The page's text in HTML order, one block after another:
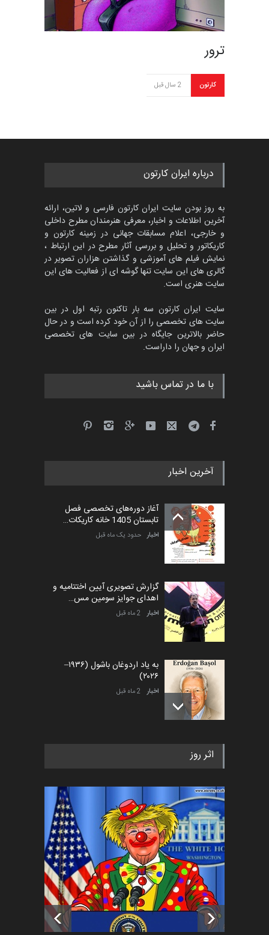
ترور
کارتون 2 سال قبل
درباره ایران کارتون
به روز بودن سایت ایران کارتون فارسی و لاتین، ارائه
آخرین اطلاعات و اخبار، معرفی هنرمندان مطرح داخلی
و خارجی، اعلام مسابقات جهانی در زمینه کارتون و
کاریکاتور و تحلیل و بررسی آثار مطرح در این ارتباط ،
نمایش فیلم های آموزشی و گذاشتن هزاران تصویر در
گالری های این سایت تنها گوشه ای از فعالیت های این
سایت هنری است.
سایت ایران کارتون سه بار تاکنون رتبه اول در بین
سایت های تخصصی را از آن خود کرده است و در حال
حاضر بالاترین جایگاه در بین سایت های تخصصی
ایران و جهان را داراست.
با ما در تماس باشید
آخرین اخبار
آغاز دوره‌های تخصصی فصل
تابستان 1405 خانه کاریکات…
اخبار حدود یک ماه قبل
گزارش تصویری آیین اختتامیه و
اهدای جوایز سومین مس…
اخبار 2 ماه قبل
به یاد اردوغان باشول (۱۹۳۶–
۲۰۲۶)
اخبار 2 ماه قبل
رویداد کارگاهی کارتون و پوستر
اخبار 5 ماه قبل
فراخوان رویداد کارگاهی کارتون و
پوستر "ایران سربل…
اخبار 6 ماه قبل
تسلیت به همکار | سهراب خیری
اخبار 6 ماه قبل
اثر روز